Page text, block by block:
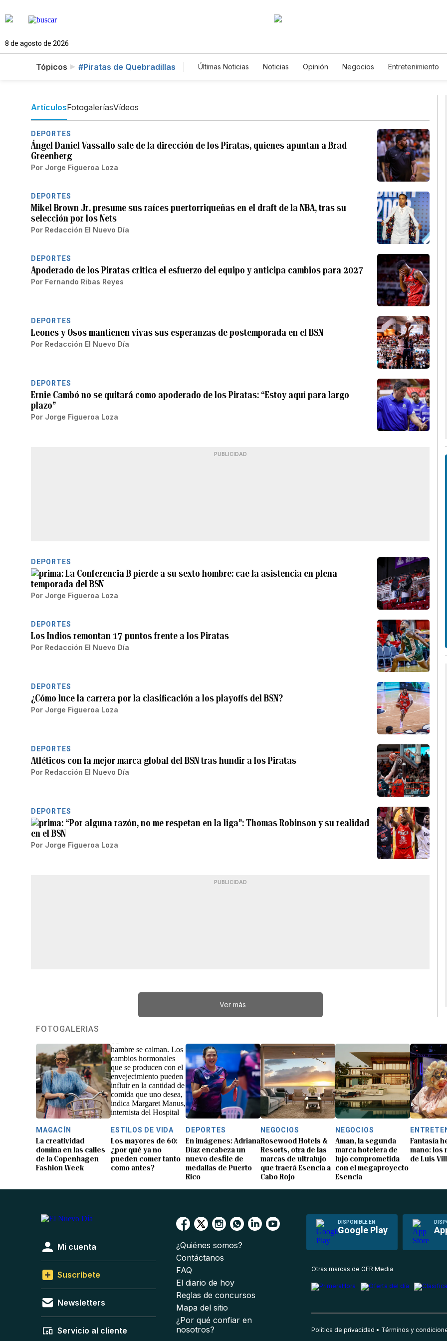
8 de agosto de 2026
Tópicos #Piratas de Quebradillas Últimas Noticias Noticias Opinión Negocios Entretenimiento
ArtículosFotogaleríasVídeos
DEPORTES
Ángel Daniel Vassallo sale de la dirección de los Piratas, quienes apuntan a Brad
Greenberg
Por Jorge Figueroa Loza
DEPORTES
Mikel Brown Jr. presume sus raíces puertorriqueñas en el draft de la NBA, tras su
selección por los Nets
Por Redacción El Nuevo Día
DEPORTES
Apoderado de los Piratas critica el esfuerzo del equipo y anticipa cambios para 2027
Por Fernando Ribas Reyes
DEPORTES
Leones y Osos mantienen vivas sus esperanzas de postemporada en el BSN
Por Redacción El Nuevo Día
DEPORTES
Ernie Cambó no se quitará como apoderado de los Piratas: “Estoy aquí para largo
plazo”
Por Jorge Figueroa Loza
PUBLICIDAD
DEPORTES
La Conferencia B pierde a su sexto hombre: cae la asistencia en plena
temporada del BSN
Por Jorge Figueroa Loza
DEPORTES
Los Indios remontan 17 puntos frente a los Piratas
Por Redacción El Nuevo Día
DEPORTES
¿Cómo luce la carrera por la clasificación a los playoffs del BSN?
Por Jorge Figueroa Loza
DEPORTES
Atléticos con la mejor marca global del BSN tras hundir a los Piratas
Por Redacción El Nuevo Día
DEPORTES
“Por alguna razón, no me respetan en la liga”: Thomas Robinson y su realidad
en el BSN
Por Jorge Figueroa Loza
PUBLICIDAD
Ver más
FOTOGALERÍAS
MAGACÍN
La creatividad
domina en las calles
de la Copenhagen
Fashion Week
ESTILOS DE VIDA
Los mayores de 60:
¿por qué ya no
pueden comer tanto
como antes?
DEPORTES
En imágenes: Adriana
Díaz encabeza un
nuevo desfile de
medallas de Puerto
Rico
NEGOCIOS
Rosewood Hotels &
Resorts, otra de las
marcas de ultralujo
que traerá Esencia a
Cabo Rojo
NEGOCIOS
Aman, la segunda
marca hotelera de
lujo comprometida
con el megaproyecto
Esencia
Fantasía
mano: los
de Luis
DISPONIBLE EN
Google Play
Mi cuenta
Suscríbete
Newsletters
Servicio al cliente
¿Quiénes somos?
Contáctanos
FAQ
El diario de hoy
Reglas de concursos
Mapa del sitio
¿Por qué confiar en
nosotros?
Otras marcas de GFR Media
Política de privacidad Términos y